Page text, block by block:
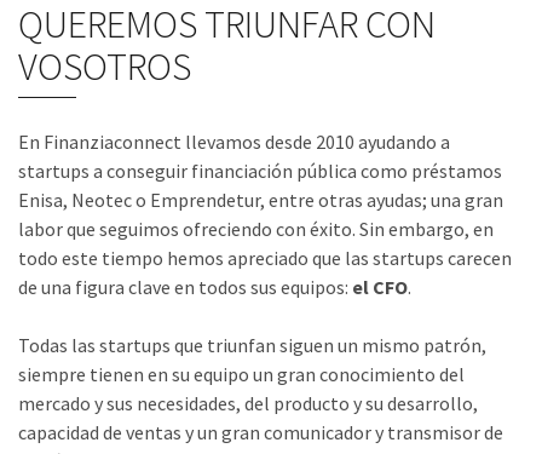
QUEREMOS TRIUNFAR CON
VOSOTROS
En Finanziaconnect llevamos desde 2010 ayudando a
startups a conseguir financiación pública como préstamos
Enisa, Neotec o Emprendetur, entre otras ayudas; una gran
labor que seguimos ofreciendo con éxito. Sin embargo, en
todo este tiempo hemos apreciado que las startups carecen
de una figura clave en todos sus equipos: el CFO.
Todas las startups que triunfan siguen un mismo patrón,
siempre tienen en su equipo un gran conocimiento del
mercado y sus necesidades, del producto y su desarrollo,
capacidad de ventas y un gran comunicador y transmisor de